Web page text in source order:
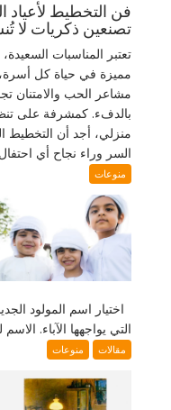
فن التخطيط لأعياد
تصنعين ذكريات لا
تعتبر المناسبات
مميزة في حياة كل
مشاعر الحب والامتنان
بالدفء. كمشرفة على
منزلي، أجد أن التخطيط
السر وراء نجاح أي
منوعات
اختيار اسم المولود
التي يواجهها الآباء.
مقالات منوعات